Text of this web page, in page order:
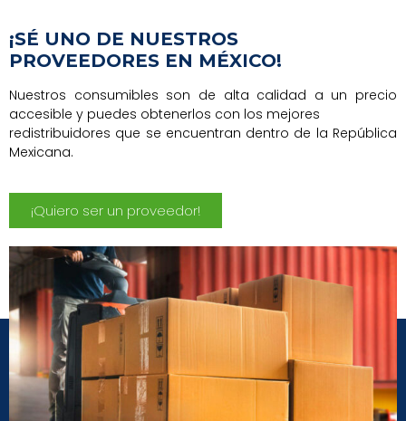
¡SÉ UNO DE NUESTROS
PROVEEDORES EN MÉXICO!
Nuestros consumibles son de alta calidad a un precio
accesible y puedes obtenerlos con los mejores
redistribuidores que se encuentran dentro de la República
Mexicana.
¡Quiero ser un proveedor!